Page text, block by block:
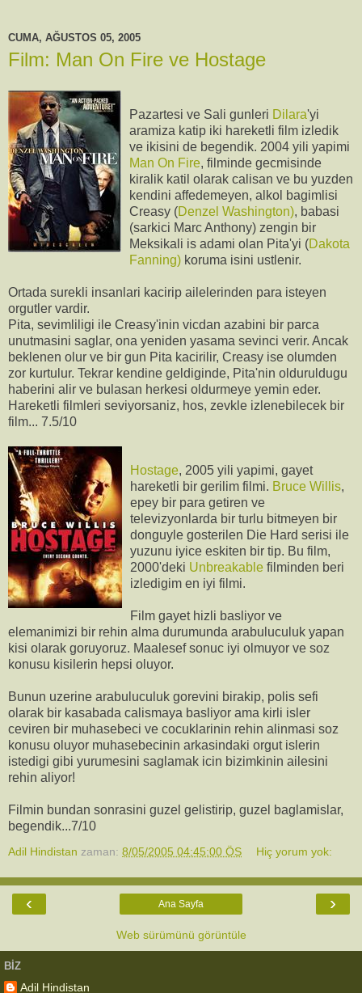
CUMA, AĞUSTOS 05, 2005
Film: Man On Fire ve Hostage
Pazartesi ve Sali gunleri Dilara'yi
aramiza katip iki hareketli film izledik
ve ikisini de begendik. 2004 yili yapimi
Man On Fire, filminde gecmisinde
kiralik katil olarak calisan ve bu yuzden
kendini affedemeyen, alkol bagimlisi
Creasy (Denzel Washington), babasi
(sarkici Marc Anthony) zengin bir
Meksikali is adami olan Pita'yi (Dakota
Fanning) koruma isini ustlenir.
Ortada surekli insanlari kacirip ailelerinden para isteyen
orgutler vardir.
Pita, sevimliligi ile Creasy'inin vicdan azabini bir parca
unutmasini saglar, ona yeniden yasama sevinci verir. Ancak
beklenen olur ve bir gun Pita kacirilir, Creasy ise olumden
zor kurtulur. Tekrar kendine geldiginde, Pita'nin olduruldugu
haberini alir ve bulasan herkesi oldurmeye yemin eder.
Hareketli filmleri seviyorsaniz, hos, zevkle izlenebilecek bir
film... 7.5/10
Hostage, 2005 yili yapimi, gayet
hareketli bir gerilim filmi. Bruce Willis,
epey bir para getiren ve
televizyonlarda bir turlu bitmeyen bir
donguyle gosterilen Die Hard serisi ile
yuzunu iyice eskiten bir tip. Bu film,
2000'deki Unbreakable filminden beri
izledigim en iyi filmi.
Film gayet hizli basliyor ve
elemanimizi bir rehin alma durumunda arabuluculuk yapan
kisi olarak goruyoruz. Maalesef sonuc iyi olmuyor ve soz
konusu kisilerin hepsi oluyor.
Bunun uzerine arabuluculuk gorevini birakip, polis sefi
olarak bir kasabada calismaya basliyor ama kirli isler
ceviren bir muhasebeci ve cocuklarinin rehin alinmasi soz
konusu oluyor muhasebecinin arkasindaki orgut islerin
istedigi gibi yurumesini saglamak icin bizimkinin ailesini
rehin aliyor!
Filmin bundan sonrasini guzel gelistirip, guzel baglamislar,
begendik...7/10
Adil Hindistan zaman: 8/05/2005 04:45:00 ÖS Hiç yorum yok:
‹ ›
Ana Sayfa
Web sürümünü görüntüle
BIZ
Adil Hindistan